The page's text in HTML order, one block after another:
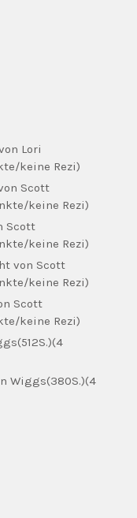
Lori
keine Rezi)
Scott
keine Rezi)
Scott
keine Rezi)
von Scott
keine Rezi)
Scott
keine Rezi)
Wiggs(380S.)(4